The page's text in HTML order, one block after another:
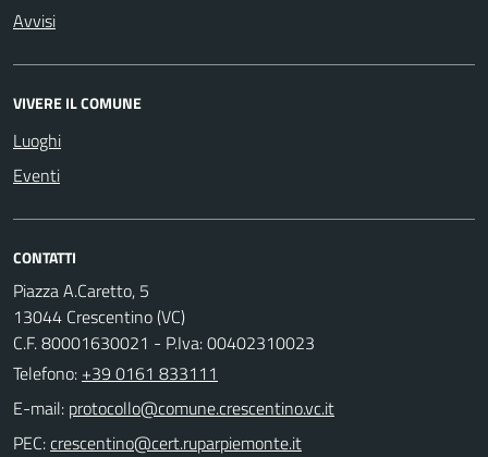
Avvisi
VIVERE IL COMUNE
Luoghi
Eventi
CONTATTI
Piazza A.Caretto, 5
13044 Crescentino (VC)
C.F. 80001630021 - P.Iva: 00402310023
Telefono: +39 0161 833111
E-mail:
PEC: